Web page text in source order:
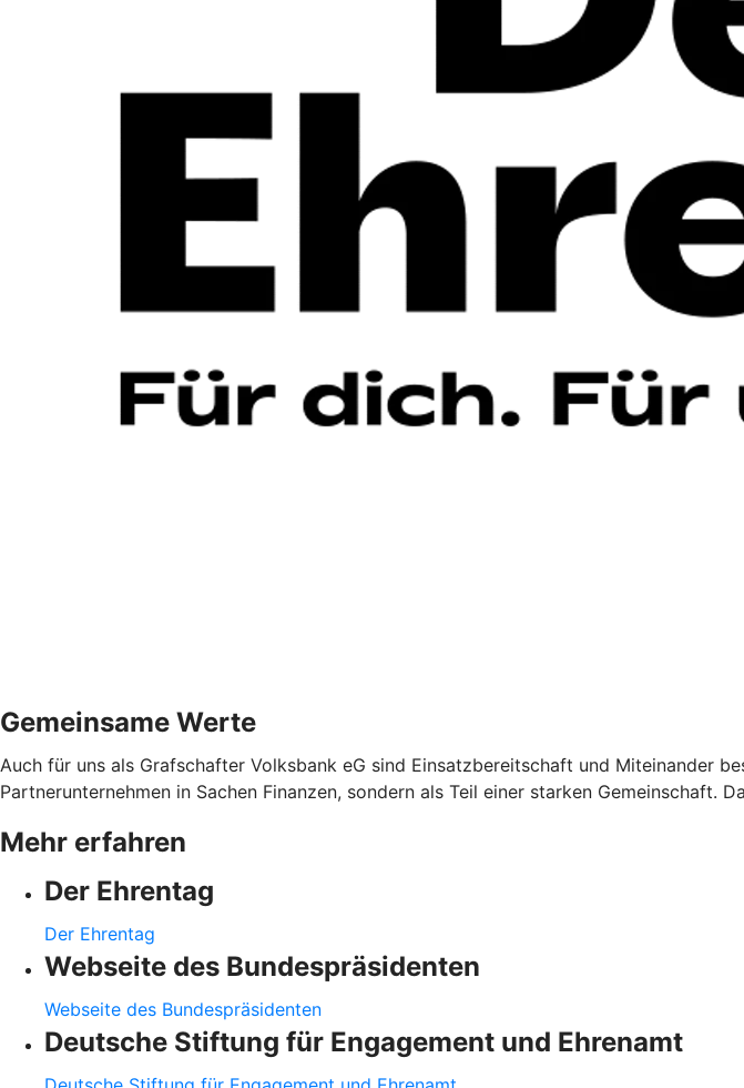
Gemeinsame Werte
Auch für uns als Grafschafter Volksbank eG sind Einsatzbereitschaft und Miteinander
Partnerunternehmen in Sachen Finanzen, sondern als Teil einer starken Gemeinschaft.
Mehr erfahren
Der Ehrentag
Der Ehrentag
Webseite des Bundespräsidenten
Webseite des Bundespräsidenten
Deutsche Stiftung für Engagement und Ehrenamt